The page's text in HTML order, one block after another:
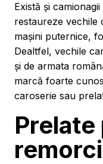
Există și
restaureze vechile
mașini puternice,
Dealtfel, vechile
și de armata
marcă foarte
caroserie sau